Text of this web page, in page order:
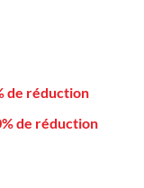
de réduction
de réduction
Tribal